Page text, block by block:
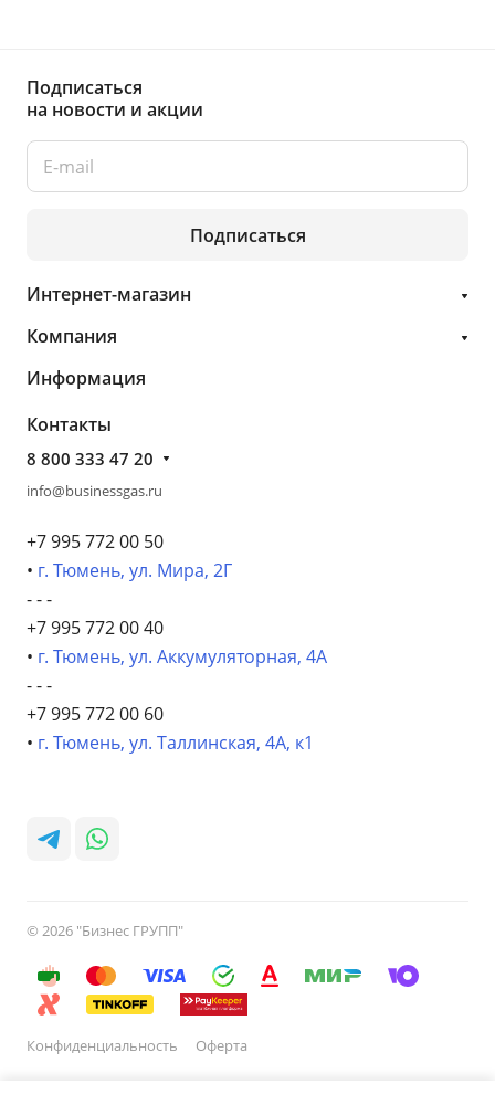
Подписаться
на новости и акции
Подписаться
Интернет-магазин
Компания
Информация
Контакты
8 800 333 47 20
info@businessgas.ru
+7 995 772 00 50
• г. Тюмень, ул. Мира, 2Г
- - -
+7 995 772 00 40
• г. Тюмень, ул. Аккумуляторная, 4А
- - -
+7 995 772 00 60
• г. Тюмень, ул. Таллинская, 4А, к1
© 2026 "Бизнес ГРУПП"
Конфиденциальность Оферта